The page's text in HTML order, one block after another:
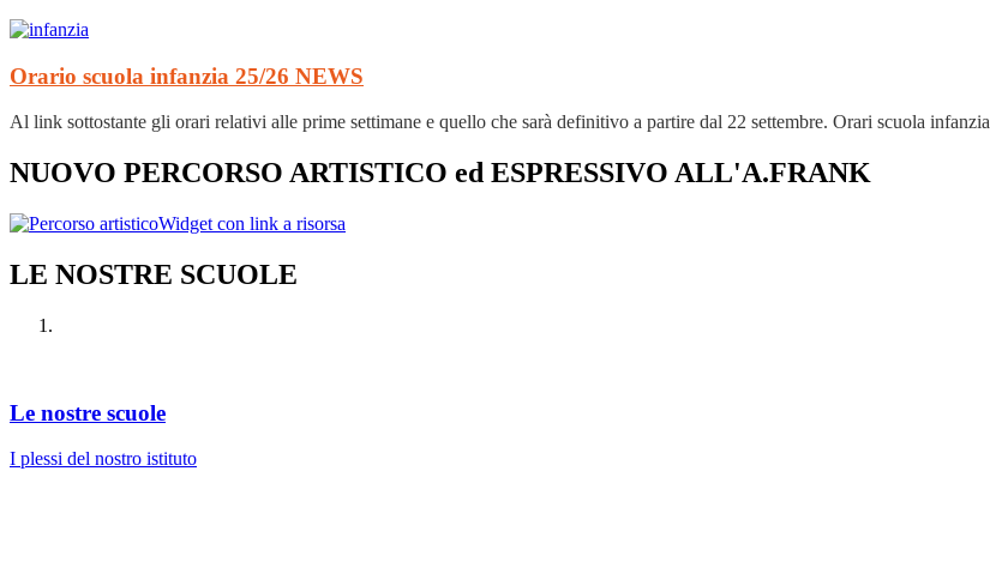
Orario scuola infanzia 25/26 NEWS
Al link sottostante gli orari relativi alle prime settimane e quello che sarà definitivo a partire dal 22 settembre. Orari scuola infanzia
NUOVO PERCORSO ARTISTICO ed ESPRESSIVO ALL'A.FRANK
Widget con link a risorsa
LE NOSTRE SCUOLE
Le nostre scuole
I plessi del nostro istituto